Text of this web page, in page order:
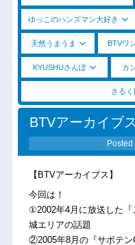
ゆっこのハンズマン大好き
天然うまうま BTVワ
KYUSHUさんぽ カ
さる
BTVアーカイブ
Posted
【BTVアーカイブス】
今回は！
①2002年4月に放送した
城エリアの話題
②2005年8月の『サボテン